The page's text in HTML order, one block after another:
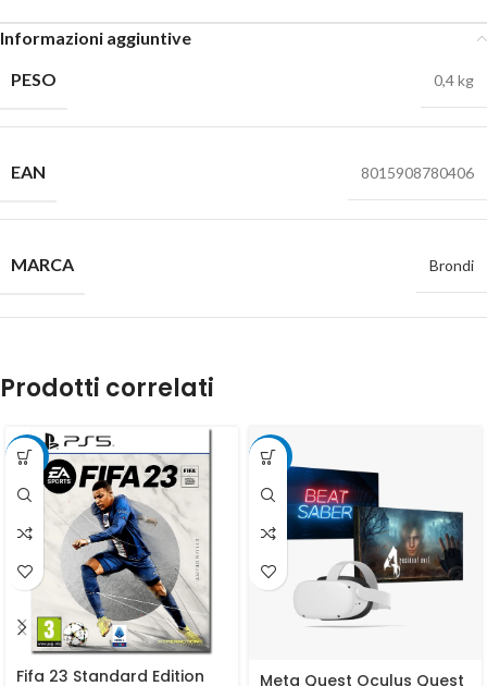
Informazioni aggiuntive
PESO
0,4 kg
EAN 8015908780406
MARCA Brondi
Prodotti correlati
-75%
Fifa 23 Standard Edition
-10%
Meta Quest Oculus Quest